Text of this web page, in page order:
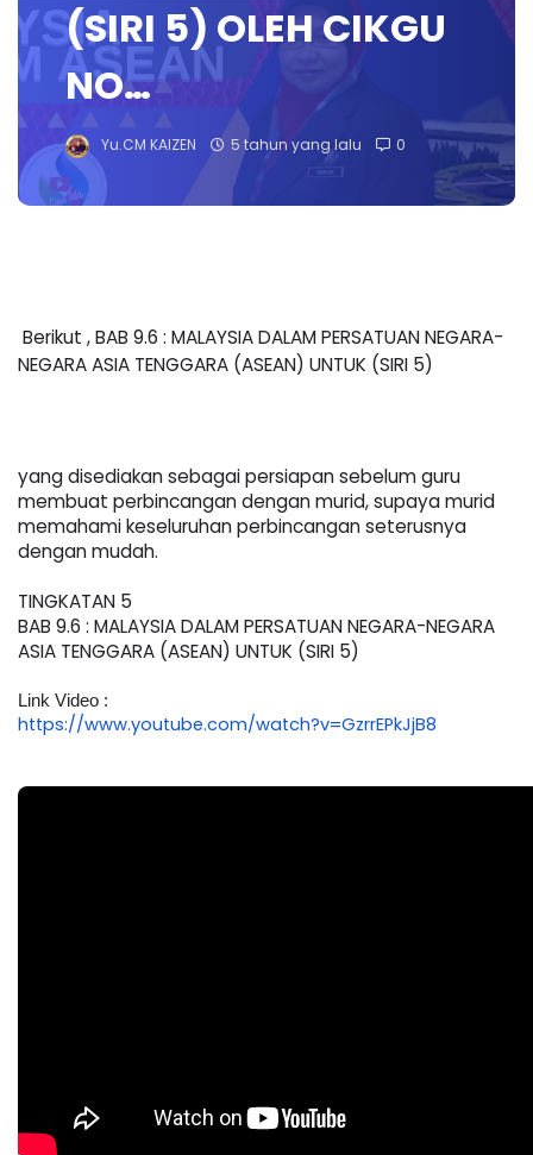
(SIRI 5) OLEH CIKGU
NO…
Yu.CM KAIZEN 5 tahun yang lalu 0
Berikut , BAB 9.6 : MALAYSIA DALAM PERSATUAN NEGARA-
NEGARA ASIA TENGGARA (ASEAN) UNTUK (SIRI 5)
yang disediakan sebagai persiapan sebelum guru
membuat perbincangan dengan murid, supaya murid
memahami keseluruhan perbincangan seterusnya
dengan mudah.
TINGKATAN 5
BAB 9.6 : MALAYSIA DALAM PERSATUAN NEGARA-NEGARA
ASIA TENGGARA (ASEAN) UNTUK (SIRI 5)
Link Video :
https://www.youtube.com/watch?v=GzrrEPkJjB8